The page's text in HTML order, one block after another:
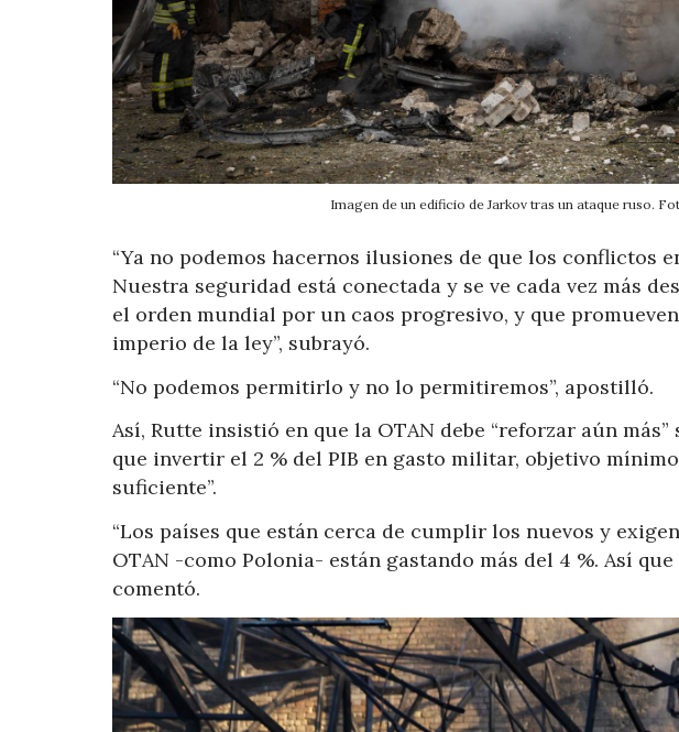
Imagen de un edificio de Jarkov tras un ataque ruso.
“Ya no podemos hacernos ilusiones de que los conflictos
Nuestra seguridad está conectada y se ve cada vez más
el orden mundial por un caos progresivo, y que
imperio de la ley”, subrayó.
“No podemos permitirlo y no lo permitiremos”, apostilló.
Así, Rutte insistió en que la OTAN debe “reforzar aún
que invertir el 2 % del PIB en gasto militar, objetivo
suficiente”.
“Los países que están cerca de cumplir los nuevos y
OTAN -como Polonia- están gastando más del 4 %. Así
comentó.